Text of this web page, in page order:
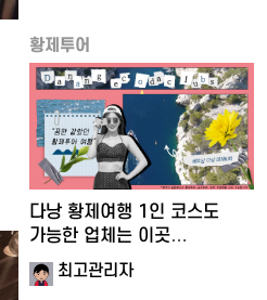
황제투어
다낭 황제여행 1인 코스도
가능한 업체는 이곳
에코다클…
최고관리자